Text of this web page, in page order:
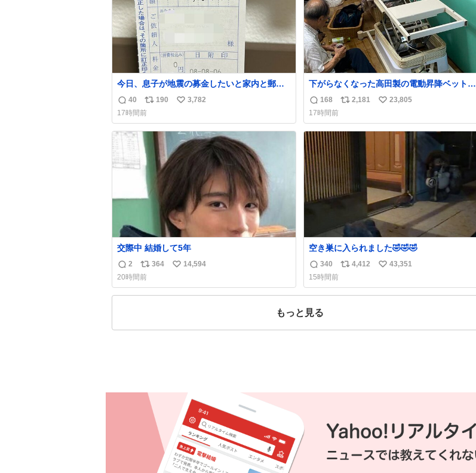
今日、息子が地震の募金したいと家内と郵便
局に行ったみたいです。おもちゃとか買う選
択肢もあったと思うけど、自分で貯めてた2万
円を役に立てて欲しい、みんなも元気になっ
て欲しいと。家内も一緒に募金したので、自
分も何かできたらなぁと思いました。
返
信
数
40
リ
ポ
ス
ト
数
190
い
ね
数
3,782
17時間前
下がらなくなった高田製の電動昇降ベット。
メーカーからは、完全に見放されたんです
が、 見事に85歳の父が治しました。 うちの父
は、トヨタカローラのボディをオート生産す
る、工業ロボットの製作者なんですが、 父が
電動ベットの配線をハンダで修理している横
で、
返
信
数
168
リ
ス
ト
数
2,181
い
ね
23,805
17時間前
交際中 結婚して5年
返
信
数
2
リ
ポ
ス
364
い
ね
14,594
20時間前
空き巣に入られました🤣🤣🤣
返
信
数
340
リ
ス
4,412
い
ね
43,351
15時間前
もっと見る